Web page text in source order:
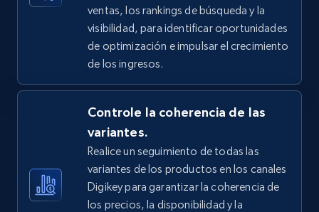
TikTok Shop - category
URL, Title, Available, Description, Currency, Initial
price, Final price, Discount percent, and more.
668+ Comenzar ahora
TikTok Shop - Collect TikTok shop products
by keywords search
ventas, los rankings de búsqueda y la
visibilidad, para identificar oportunidades
de optimización e impulsar el crecimiento
de los ingresos.
Controle la coherencia de las
variantes.
Realice un seguimiento de todas las
variantes de los productos en los canales
Digikey para garantizar la coherencia de
los precios, la disponibilidad y la